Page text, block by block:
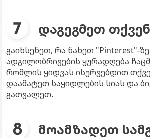
დაგეგმეთ
გაიხსენეთ, რა ნახეთ "Pinterest"-
ადგილობრივების ყურადღება
რომლის ყიდვას ისურვებდით
დაამატეთ საყიდლების სიას და
გათვალეთ.
მოამზადეთ